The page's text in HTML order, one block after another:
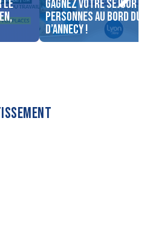
le
Gagnez votre séjour
personnes au bord du
d’Annecy !